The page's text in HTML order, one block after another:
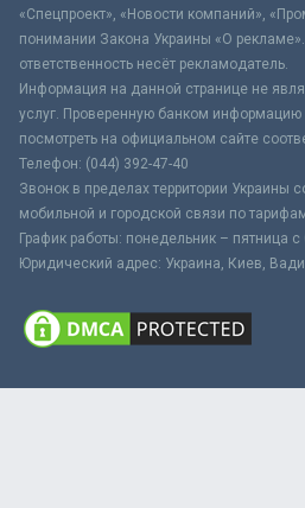
«Спецпроект», «Новости компаний»,
понимании Закона Украины «О
ответственность несёт рекламодатель.
Информация на данной странице не
услуг. Проверенную банком информацию
посмотреть на официальном сайте
Телефон: (044) 392-47-40
Звонок в пределах территории Украины
мобильной и городской связи по
График работы: понедельник – пятница
Юридический адрес: Украина, Киев,